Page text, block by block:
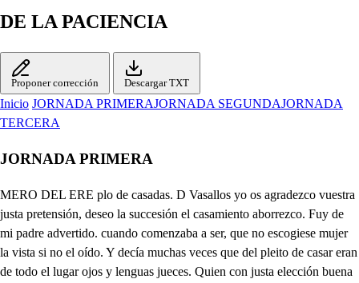
DE LA PACIENCIA
Proponer corrección Descargar TXT
Inicio JORNADA PRIMERAJORNADA SEGUNDAJORNADA
TERCERA
JORNADA PRIMERA
MERO DEL ERE plo de casadas. D Vasallos yo os agradezco vuestra justa pretensión, deseo la succesión el casamiento aborrezco. Fuy de mi padre advertido. cuando comenzaba a ser, que no escogiese mujer la vista si no el oído. Y decía muchas veces que del pleito de casar eran de todo el lugar ojos y lenguas jueces. Quien con justa elección buena mujer escogia, hallaba un sol que ceñía de luz su buena opinión, Y que no siendo escogida tal, llevaba en su rigor una noche de su honor y una infamia de su vida. Estas y otras muchas cosas me hicieron considerar que quiere espacio el tratar materias tan peligrosas. Yo lo veré, yo daré que ese gusto lo más presto que pueda, que estoy dispuesto a estimar su celo y fe. Noble Énrico de Moncada, señor nuestro y del Condado de Ruisellón estimado por tu ingenio y por tu espada. Mucho a tus vasallos pesa que de casarte rehuyas y que de esa suerte arguyas el fin de esta justa empresa. Todas las cosas se adquieren con ciencia y valor romano todas al ingenio humano de los hombres se prefieren, Bien puedes tu conquistar a Francia y a Ingalaterra, ser Alejandro en la tierra, y ser Jasón en el mar. Verde el sol resplandeciente la misma cuna en que nace, y el túmulo donde yace por el opuesto Ocidente. Medir con pasos iguales más tierra por todo el suelo, que en las esferas del cielo La ciencia y compás de Tales. Mas no por la tuya hallar ni con paces, ni con guerras tal mujer aunque no yerras en procurar acertar. El conformaros los dos del mismo cielo ha de ser porque la buena mujer viene de mano de Dios. Da este gusto a tus vasallos noble Enrico ansi te veas con el laurel que deseas, y ansi tus fuertes caballos. Verán el corriente Cona con mil trofeos y lazos, y cerque Dafne, a dos brazos tu celada y tu corona. Que si no hubieran mirado que no hay cosa que te mueva, o la que algún libre lleva huyendo de ser casado. Lo que es imposible en ti no se dieran priesa ahora paraque le des señora que de trasados de ti. Tú no amas cosa alguna de tu estado que te impide que temor se descomide a tu valor y fortuna. Cómo puede un gran señor errar en su casamiento siendo un claro fundamento del Polo de tu valor. La mujer, que tu consejo elija espejo será que con tu luz servira a tus estados de espejo. Esta hallaran en Castilla, Aragón, o Portugal, Francia, o Saboya tu igual digna de tu cetro y silla. Ea señor da este guito a quien te adora y desea que siempre su dueño sea tu casa y tu nombre Augusto. Digo que lo mirare amigos con más cuidado. Del Romano celebrado empresa famosa fue. El áncora y el Delfín para darnos a entender que espacio y priesa ha de haber date espacio y priesa al fin. Yo os juro determinarme lo más presto que yo pueda que no es poco que os conceda la voluntad de casarme. Que os juro que antes entrara de una tigre en una cueva y con fuerza heroica y nueva de los pechos le quitara. Un hijo, o con un león entrara a hacer desafío con más fortaleza, o brío, que Lisimaco, o Sansón. O me abrázara desnudo con las sierpes de la Oconte, o subiera al hombro el monte quel fuerte Milón no pudo. el Libano de damasco pusera atlántica frente o llevara eternamente de Sisifo el gran peñasco. O la torre de Babel pretendiera edificar, o pretendiera agotar el mar sacando agua de él. Qué casarme ni vivir una hora sola casado, porque un casamiento errado no es tanta penamorir. Mil mujeres virtuosas coronan sus maridos. de gloria. Y mil ofendidos se quejan de muchas cosas. Mas que pretendéis contarme lo que Porciay Artemisa paraque me de más prisa con este ejemplo a casarme. Como si Fabia y Albanía, Rosimunda y otras mil, no acompañaran la vil y deshonesta Agripina. Ahora bien nada me agrada como decirme los dos que de la mano de Dios viene la mujer honrada. Esto espero y eso creo eso le pido y os juro que sola virtud procuro que es el dote que deseo. No hayáis miedo que me lleguen cantidad ni calidad, virtud, fama, honestidad, me den, lo demás me nieguen. Yo escogeré tal mujer y la provaré de modo que la halle buena en todo porque en todo lo ha de ser hoy pienso amigos ques día de ir a la cárcel. Ansí. lo esperan todos de ti que es ley de este estado, Y mía, ques mucha razón. El cielo tu vida aumente. Énrico es hombre prudente. Prudencia es la remisión que teme este hombre. No sé. Porque cela el casar mal. Si un hombre tan principal lo teme el sabe porque. Aunque por Astrología le hubieran adevinado que había de ser mal casado. La opinión del pueblo y mía es que debe de ser casto a más no poder. Si es eso ya temo algún mal suceso. Cualquier temor contrasto con su virtud. viene un Reino a sujeción y a veces dueño a disgusto. Este todo apercibido. 1. Perros y alcones lo están. Traiga Ardenio el gabilan que está herido de la garza aunque pienso que desea matar algún jabalí. No ves lo que pasa aquí en esto su vida emplea. Y a cierta porque la caza dinigna de Príncipes es. Todo cuanto en ella ves es de una guerra la traza hace muy fuertes los hombres, cría gallardos soldados. Haz que tengan ensillados para cuatro gentilhombres Fabio otros tantos caballos. 2. Voy estarán avisados. Va esta tarde su excelencia a caza como otras veces. Justa privanza mereces por tu ingenio y diligencia, a donde va. A Miraflor. Volvera presto. No sé, que como en ocio se ve trátale el campo mejor. Mucho huye de la Corté. Es toda la filosofía. Trata el casarse. Querría mas no hay quien mujer le corte a medida de su idea, que la bien imaginada Lucrecia en el ser honrada en amor Ysicratea, Nicostrata en el saber Judich; en la fortaleza y Edbanes en la firmeza, Y donde aura tal mujer. Muchas hay y muchas tiene, y ha tenido el mundo tales A príncipes sus iguales menos Tebaldo conviene. Tan alta filosofía porque de ese proceder se suele el gran monstruo hacer como el que Tebas tenía. Yo aseguro que no vuelve a la ciudad en un mes. También puede ser que en tres si a no venir se resuelve, donde está ahora En audiencia ques ley que al año asista tres veces. Será su vista de perdón y de clemencia esto voy a prevenir. Dios le de al Conde mujer tan justa que pueda ser que se la pueda vestir. Viendo tantos desengaños que a cierta entender podrías lo que es para muchos años. , que dicen que se ausentó. Llamad alcade a visita si prevenidos están. Ya tu piedad solicita su culpa y saliendo van, tu heroico señor imita la grandeza gloriosa de tus pasados, aquí está una mujer hermosa. Mujer viene. Señor sí. Mujer la primera cosa leed su causa. Está presa Fabia que Fabia se llama por sospecha Un poco cesa que es sospecha. Voz y fama, no hay testigos ni confiesa. De que es la fama. De haber muerto a Eraclió su marido. Bien digo yo que ha de ser muy pesado y muy temido esto de buscar mujer, que es el indicio. Murió con bascas y amanecio casada con un criado suyo Trebacio es llamado, Ya de la fuga el indicio es de las leyes muy fuerte rea de este maleficio, porque le diste la muerte ved que principio de oficio. Señor invidias han sido y celos de otra mujer por mi segundo marido. Quieres tu adulterio ver sino provado entendido. Cómo. Si no le trataras invidia del que murio nunca con él te casaras tan presto, ni aún pienso yo que aún hombre vil te igualaras, Antes porque conocía su virtud quise estimar la mucha que en este via y por más honra no estar sin amparo de hombre un día. En una noche pensaste un casamiento. Pues no. Dormiste. Dormí. Trazaste en el tiempo que quedo la boda que ejecutaste. Sí señor. Debió de ser una hora el tiempo. esa aura sido. ̱. En una hora una mujer decreta y busca marido. Pues que ciencia es menester. Pues como yo no me atrevo y en tantos años no pruebo que tú no puedes errar porque si le has de matar siempre hallaras otro nuevo. Yo matarle. No buscaras tan apriesa otro marido si al pasado no mataras que ya tenías sabido remedio si en este erraras ahora bien este es el día de perdonar lo dudoso, vete libre que a fe mía que te castigue tu esposo mucho más que yo podía. Que viendo tu liviandad o sospechando, o sabiendo, que has muerto con tal crueldad al otro marido haciendo a un siervo infame amistad. Él te pondrá de tal suerte quel te de la muerte allá con que des fin a su suerte, o te traigan presto acá porque le has dado la muertte, Aquí ante ti se presentan este hombre y esta mujer, Qué piden. Piedad intentan. Que han hecho. Aquí puedes ver lo que los testigos cuentan, Flora pide fuerza a Arnesto, con palabras que la dio. Es engaño manifiesto el decir que la forzó si es que la palabra ha puesto, que si palabra la dio no le forzó pues por ella en la fuerza se rindio, que no es forzarla vencerla, si él, interes la vencio, que dices Flora. Qué he sido o forzada, o obligada, con fe de ser mi marido. Dístesela Está engañada, Ay testigos. Esos pido. Que testigos que es provanza hecha entre deudos y amigos. De ti tengo confianza. Todos son falsos testigos. Qué mayor que tu mudanza di Flora tan fácil cosa es el casar que aunque gusto se tiene por rigurosa que de un hombre a su digusto mueres por llamarte esposa, loco está el mundo que es esto lo que temo voluntario te piden por fuerza Arnesto, o pincel que por ser vario tal belleza te ha compuesto, pero tú como has negado la palabra que le has dado tiniéndola obligación. Cuales tan precisas son que obliguen a ser casado. y cuando se la tuviera no era bien se la negara y que casarme temiera si Flora en fuerza repara mayor Flora me la hiciera que yo el cuerpo le force si es verdad que le ofendí, pero más claro se ve que el alma me fuerza a mí, que desque casado esté pido fuerza que es mayor que la del cuerpo del alma. Que bien habla en mi temor la vela esperanza calma que navegas mar de honor ahora bien a Flora doy mil ducados vaya Arnesto libre. A tus pies Conde estoy. Cásate Flora con esto. Tu esclava y tu hechura soy. Tu Arnesto mira no des por gustos de voluntad tan soberano interes que iguala a la voluntad ninguna ociosa lo es, no puede un frágil contento obligarte a casamiento, y cuando eso haya de ser cuestete el hallar mujer mil años de pensamiento, Tu consejo gran